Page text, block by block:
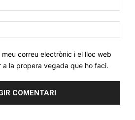
web:
meu correu electrònic i el lloc web
la propera vegada que ho faci.